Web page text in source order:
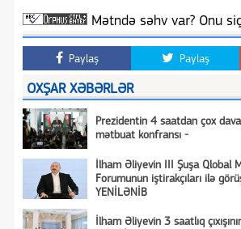
Mətndə səhv var? Onu
Paylaş Paylaş
OXŞAR XƏBƏRLƏR
Prezidentin 4 saatdan çox
mətbuat konfransı -
İlham Əliyevin III Şuşa Qlobal
Forumunun iştirakçıları ilə
YENİLƏNİB
İlham Əliyevin 3 saatlıq